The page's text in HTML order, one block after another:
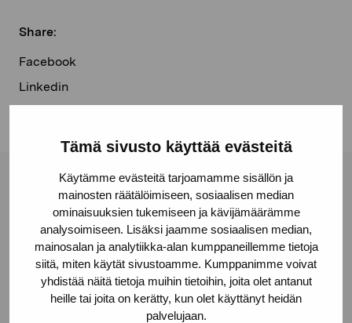
Tämä sivusto käyttää evästeitä
Käytämme evästeitä tarjoamamme sisällön ja
mainosten räätälöimiseen, sosiaalisen median
ominaisuuksien tukemiseen ja kävijämäärämme
analysoimiseen. Lisäksi jaamme sosiaalisen median,
mainosalan ja analytiikka-alan kumppaneillemme tietoja
siitä, miten käytät sivustoamme. Kumppanimme voivat
yhdistää näitä tietoja muihin tietoihin, joita olet antanut
heille tai joita on kerätty, kun olet käyttänyt heidän
palvelujaan.
Share:
Facebook
Linkedin
Pro Artibus Foundation
Gustav Wasas gata 11
10600 Ekenäs
proartibus@proartibus.fi
+358 (0)50 371 6339